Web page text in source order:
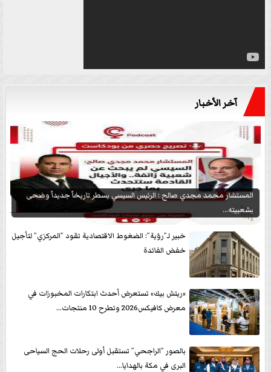
آخر الأخبار
المستشار محمد مجدي صالح : الرئيس السيسي يسطر تاريخاً جديداً وضحى
بشعبيته...
خبير لـ”رؤية”: الضغوط الاقتصادية تقود ”المركزي” لتأجيل
خفض الفائدة
«ريتش بيك» تستعرض أحدث ابتكارات المخبوزات في
معرض كافيكس2026 وتطرح 10 منتجات...
بالصور ”الراجحي” تستقبل أولى رحلات الحج السياحى
البرى في مكة بالهدايا...